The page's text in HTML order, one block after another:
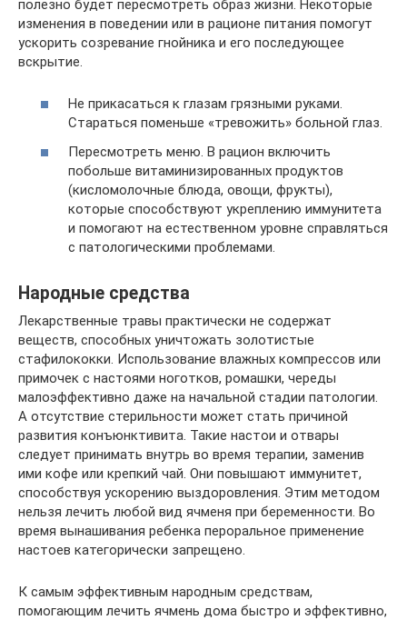
полезно будет пересмотреть образ жизни. Некоторые
изменения в поведении или в рационе питания помогут
ускорить созревание гнойника и его последующее
вскрытие.
Не прикасаться к глазам грязными руками.
Стараться поменьше «тревожить» больной глаз.
Пересмотреть меню. В рацион включить
побольше витаминизированных продуктов
(кисломолочные блюда, овощи, фрукты),
которые способствуют укреплению иммунитета
и помогают на естественном уровне справляться
с патологическими проблемами.
Народные средства
Лекарственные травы практически не содержат
веществ, способных уничтожать золотистые
стафилококки. Использование влажных компрессов или
примочек с настоями ноготков, ромашки, череды
малоэффективно даже на начальной стадии патологии.
А отсутствие стерильности может стать причиной
развития конъюнктивита. Такие настои и отвары
следует принимать внутрь во время терапии, заменив
ими кофе или крепкий чай. Они повышают иммунитет,
способствуя ускорению выздоровления. Этим методом
нельзя лечить любой вид ячменя при беременности. Во
время вынашивания ребенка пероральное применение
настоев категорически запрещено.
К самым эффективным народным средствам,
помогающим лечить ячмень дома быстро и эффективно,